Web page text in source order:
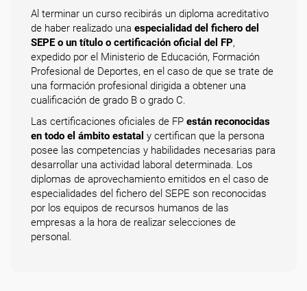
Al terminar un curso recibirás un diploma acreditativo
de haber realizado una especialidad del fichero del
SEPE o un título o certificación oficial del FP,
expedido por el Ministerio de Educación, Formación
Profesional de Deportes, en el caso de que se trate de
una formación profesional dirigida a obtener una
cualificación de grado B o grado C.
Las certificaciones oficiales de FP están reconocidas
en todo el ámbito estatal y certifican que la persona
posee las competencias y habilidades necesarias para
desarrollar una actividad laboral determinada. Los
diplomas de aprovechamiento emitidos en el caso de
especialidades del fichero del SEPE son reconocidas
por los equipos de recursos humanos de las
empresas a la hora de realizar selecciones de
personal.